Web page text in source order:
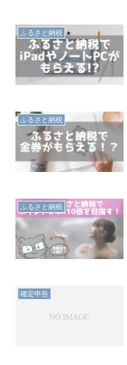
ふるさと納税
ふるさと納税
ふるさと納税
確定申告